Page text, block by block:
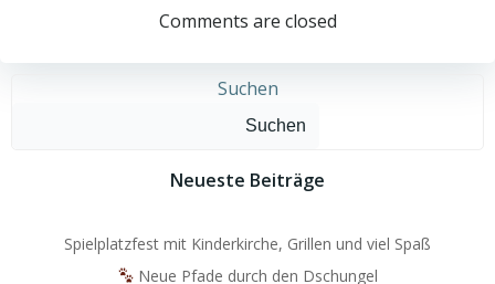
navigation
navigation
Comments are closed
Suchen
Suchen
Neueste Beiträge
Spielplatzfest mit Kinderkirche, Grillen und viel Spaß
Neue Pfade durch den Dschungel